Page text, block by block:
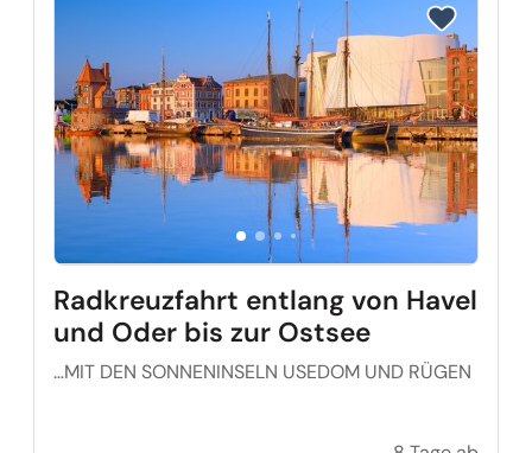
Reise auf
Radkreuzfahrt entlang von Havel
und Oder bis zur Ostsee
…MIT DEN SONNENINSELN USEDOM UND RÜGEN